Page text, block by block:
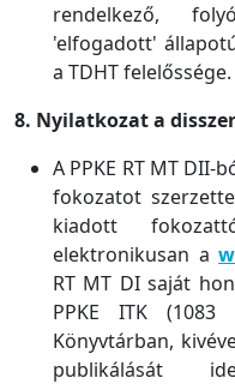
rendelkező,
'elfogadott'
a TDHT felelőssége.
8. Nyilatkozat a
A PPKE RT MT
fokozatot
kiadott
elektronikusan a
RT MT DI saját
PPKE ITK
Könyvtárban,
publikálását